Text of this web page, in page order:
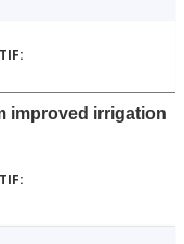
improved irrigation